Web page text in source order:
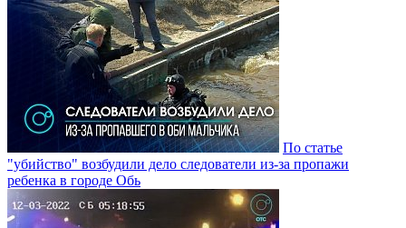
По статье
"убийство" возбудили дело следователи из-за пропажи
ребенка в городе Обь